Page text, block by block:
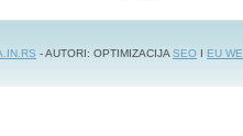
- AUTORI: OPTIMIZACIJASEO I EU